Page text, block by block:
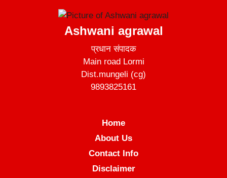
Ashwani agrawal
प्रधान संपादक
Main road Lormi
Dist.mungeli (cg)
9893825161
Home
About Us
Contact Info
Disclaimer